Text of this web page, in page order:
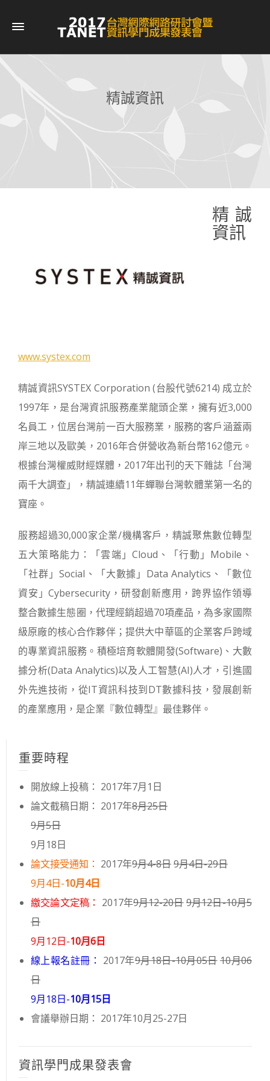
精誠資訊
精誠
資訊
www.systex.com
精誠資訊SYSTEX Corporation (台股代號6214) 成立於
1997年，是台灣資訊服務產業龍頭企業，擁有近3,000
名員工，位居台灣前一百大服務業，服務的客戶涵蓋兩
岸三地以及歐美，2016年合併營收為新台幣162億元。
根據台灣權威財經媒體，2017年出刊的天下雜誌「台灣
兩千大調查」，精誠連續11年蟬聯台灣軟體業第一名的
寶座。
服務超過30,000家企業/機構客戶，精誠聚焦數位轉型
五大策略能力：「雲端」Cloud、「行動」Mobile、
「社群」Social、「大數據」Data Analytics、「數位
資安」Cybersecurity，研發創新應用，跨界協作領導
整合數據生態圈，代理經銷超過70項產品，為多家國際
級原廠的核心合作夥伴；提供大中華區的企業客戶跨域
的專業資訊服務。積極培育軟體開發(Software)、大數
據分析(Data Analytics)以及人工智慧(AI)人才，引進國
外先進技術，從IT資訊科技到DT數據科技，發展創新
的產業應用，是企業『數位轉型』最佳夥伴。
重要時程
開放線上投稿： 2017年7月1日
論文截稿日期： 2017年8月25日
9月5日
9月18日
論文接受通知： 2017年9月4-8日9月4日-29日
9月4日-10月4日
繳交論文定稿： 2017年9月12-20日9月12日-10月5
日
9月12日-10月6日
線上報名註冊： 2017年9月18日-10月05日 10月06
日
9月18日-10月15日
會議舉辦日期： 2017年10月25-27日
資訊學門成果發表會